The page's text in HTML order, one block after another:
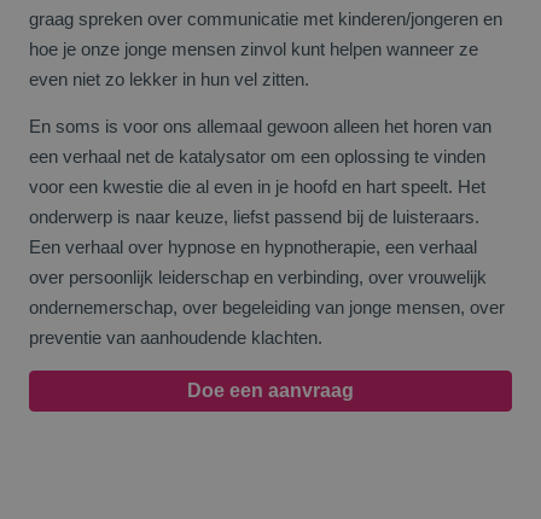
graag spreken over communicatie met kinderen/jongeren en
hoe je onze jonge mensen zinvol kunt helpen wanneer ze
even niet zo lekker in hun vel zitten.
En soms is voor ons allemaal gewoon alleen het horen van
een verhaal net de katalysator om een oplossing te vinden
voor een kwestie die al even in je hoofd en hart speelt. Het
onderwerp is naar keuze, liefst passend bij de luisteraars.
Een verhaal over hypnose en hypnotherapie, een verhaal
over persoonlijk leiderschap en verbinding, over vrouwelijk
ondernemerschap, over begeleiding van jonge mensen, over
preventie van aanhoudende klachten.
Doe een aanvraag